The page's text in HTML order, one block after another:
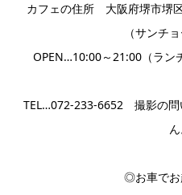
カフェの住所 大阪府堺市堺
（サンチ
OPEN…10:00～21:00（ラン
TEL…072-233-6652 撮影の問
ん
◎お車でお